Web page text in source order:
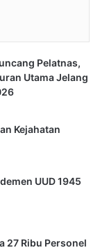
Pelatnas,
Utama Jelang
Kejahatan
UUD 1945
27 Ribu Personel